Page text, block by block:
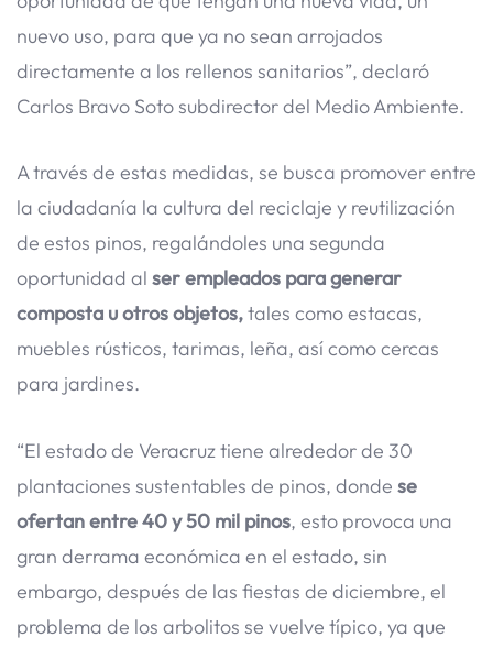
nuevo uso, para que ya no sean arrojados
directamente a los rellenos sanitarios”, declaró
Carlos Bravo Soto subdirector del Medio Ambiente.
A través de estas medidas, se busca promover entre
la ciudadanía la cultura del reciclaje y reutilización
de estos pinos, regalándoles una segunda
oportunidad al ser empleados para generar
composta u otros objetos,tales como estacas,
muebles rústicos, tarimas, leña, así como cercas
para jardines.
“El estado de Veracruz tiene alrededor de 30
plantaciones sustentables de pinos, donde se
ofertan entre 40 y 50 mil pinos, esto provoca una
gran derrama económica en el estado, sin
embargo, después de las fiestas de diciembre, el
problema de los arbolitos se vuelve típico, ya que